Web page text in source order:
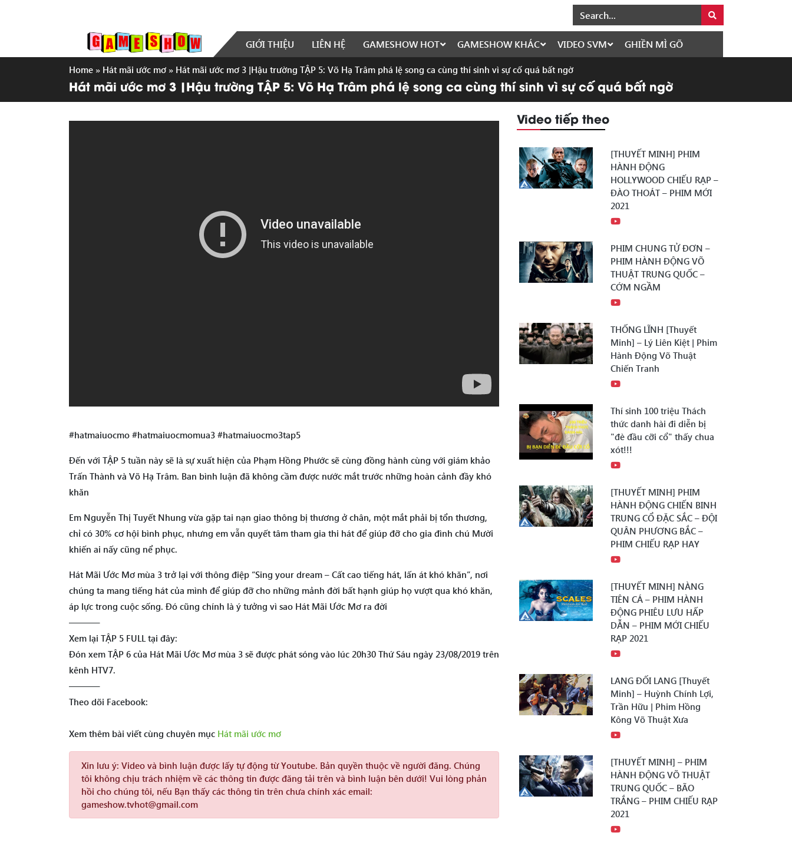
GIỚI THIỆU LIÊN HỆ GAMESHOW HOT GAMESHOW KHÁC VIDEO SVM GHIỀN MÌ GÕ
Home » Hát mãi ước mơ » Hát mãi ước mơ 3 |Hậu trường TẬP 5: Võ Hạ Trâm phá lệ song ca cùng thí sinh vì sự cố quá bất ngờ
Hát mãi ước mơ 3 |Hậu trường TẬP 5: Võ Hạ Trâm phá lệ song ca cùng thí sinh vì sự cố quá bất ngờ
#hatmaiuocmo #hatmaiuocmomua3 #hatmaiuocmo3tap5
Đến với TẬP 5 tuần này sẽ là sự xuất hiện của Phạm Hồng Phước sẽ cùng đồng hành cùng với giám khảo
Trấn Thành và Võ Hạ Trâm. Ban bình luận đã không cầm được nước mắt trước những hoàn cảnh đầy khó
khăn
Em Nguyễn Thị Tuyết Nhung vừa gặp tai nạn giao thông bị thương ở chân, một mắt phải bị tổn thương,
chỉ có 30% cơ hội bình phục, nhưng em vẫn quyết tâm tham gia thi hát để giúp đỡ cho gia đình chú Mười
khiến ai nấy cũng nể phục.
Hát Mãi Ước Mơ mùa 3 trở lại với thông điệp “Sing your dream – Cất cao tiếng hát, lấn át khó khăn”, nơi
chúng ta mang tiếng hát của mình để giúp đỡ cho những mảnh đời bất hạnh giúp họ vượt qua khó khăn,
áp lực trong cuộc sống. Đó cũng chính là ý tưởng vì sao Hát Mãi Ước Mơ ra đời
———–
Xem lại TẬP 5 FULL tại đây:
Đón xem TẬP 6 của Hát Mãi Ước Mơ mùa 3 sẽ được phát sóng vào lúc 20h30 Thứ Sáu ngày 23/08/2019 trên
kênh HTV7.
———–
Theo dõi Facebook:
Xem thêm bài viết cùng chuyên mục Hát mãi ước mơ
Xin lưu ý: Video và bình luận được lấy tự động từ Youtube. Bản quyền thuộc về người đăng. Chúng
tôi không chịu trách nhiệm về các thông tin được đăng tải trên và bình luận bên dưới! Vui lòng phản
hồi cho chúng tôi, nếu Bạn thấy các thông tin trên chưa chính xác email:
gameshow.tvhot@gmail.com
Video tiếp theo
[THUYẾT MINH] PHIM
HÀNH ĐỘNG
HOLLYWOOD CHIẾU RẠP –
ĐÀO THOÁT – PHIM MỚI
2021
PHIM CHUNG TỬ ĐƠN –
PHIM HÀNH ĐỘNG VÕ
THUẬT TRUNG QUỐC –
CỚM NGẦM
THỐNG LĨNH [Thuyết
Minh] – Lý Liên Kiệt | Phim
Hành Động Võ Thuật
Chiến Tranh
Thí sinh 100 triệu Thách
thức danh hài đi diễn bị
"đè đầu cỡi cổ" thấy chua
xót!!!
[THUYẾT MINH] PHIM
HÀNH ĐỘNG CHIẾN BINH
TRUNG CỔ ĐẶC SẮC – ĐỘI
QUÂN PHƯƠNG BẮC –
PHIM CHIẾU RẠP HAY
[THUYẾT MINH] NÀNG
TIÊN CÁ – PHIM HÀNH
ĐỘNG PHIÊU LƯU HẤP
DẪN – PHIM MỚI CHIẾU
RẠP 2021
LANG ĐỐI LANG [Thuyết
Minh] – Huỳnh Chính Lợi,
Trần Hữu | Phim Hồng
Kông Võ Thuật Xưa
[THUYẾT MINH] – PHIM
HÀNH ĐỘNG VÕ THUẬT
TRUNG QUỐC – BÃO
TRẮNG – PHIM CHIẾU RẠP
2021